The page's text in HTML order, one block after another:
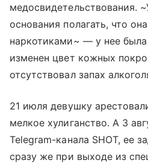
медосвидетельствования.
основания полагать, что
наркотиками~ — у нее
изменен цвет кожных
отсутствовал запах
21 июля девушку
мелкое хулиганство. А 3
Telegram-канала SHOT, ее
сразу же при выходе из